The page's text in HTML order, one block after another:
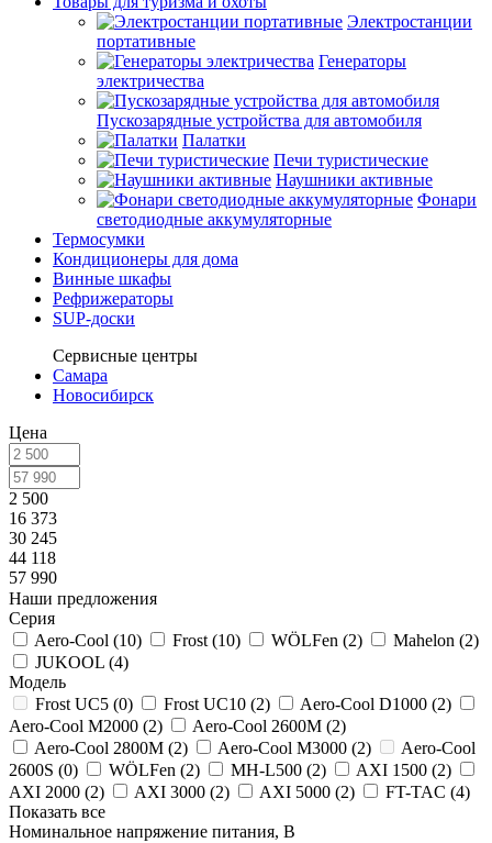
Электростанции
портативные
Генераторы
электричества
Пускозарядные устройства для автомобиля
Палатки
Печи туристические
Наушники активные
Фонари
светодиодные аккумуляторные
Термосумки
Кондиционеры для дома
Винные шкафы
Рефрижераторы
SUP-доски
Сервисные центры
Самара
Новосибирск
Цена
2 500
16 373
30 245
44 118
57 990
Наши предложения
Серия
Aero-Cool (10) Frost (10) WÖLFen (2) Mahelon (2)
JUKOOL (4)
Модель
Frost UC5 (0) Frost UC10 (2) Aero-Cool D1000 (2)
Aero-Cool M2000 (2) Aero-Cool 2600M (2)
Aero-Cool 2800M (2) Aero-Cool M3000 (2)
Aero-Cool
2600S (0) WÖLFen (2) MH-L500 (2) AXI 1500 (2)
AXI 2000 (2) AXI 3000 (2) AXI 5000 (2) FT-TAC (4)
Показать все
Номинальное напряжение питания, В